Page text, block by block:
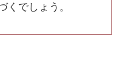
くでしょう。